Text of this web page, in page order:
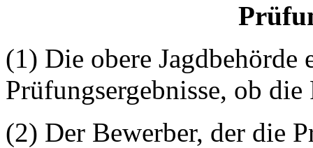
(1) Die obere Jagdbehörde
Prüfungsergebnisse, ob
(2) Der Bewerber, der die